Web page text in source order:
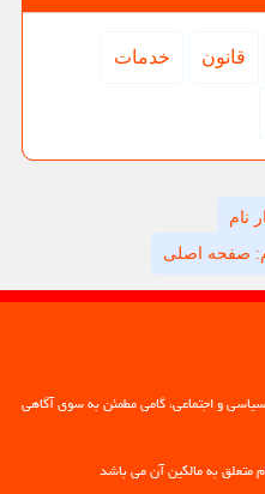
قانون خدمات
نام
صفحه اصلی